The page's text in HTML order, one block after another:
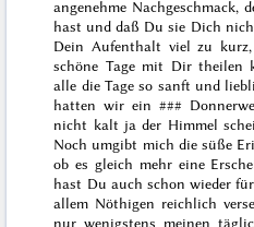
angenehme Nachgeschmack,
hast und daß Du sie Dich
Dein Aufenthalt viel zu
schöne Tage mit Dir theilen
alle die Tage so sanft und
hatten wir ein###
nicht kalt ja der Himmel
Noch umgibt mich die süße
ob es gleich mehr eine
hast Du auch schon wieder
allem Nöthigen reichlich
nur wenigstens meinen